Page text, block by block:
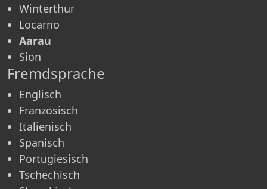
Winterthur
Locarno
Aarau
Sion
Fremdsprache
Englisch
Französisch
Italienisch
Spanisch
Portugiesisch
Tschechisch